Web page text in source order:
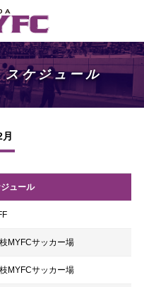
ケジュール
ュール
MYFCサッカー場
MYFCサッカー場